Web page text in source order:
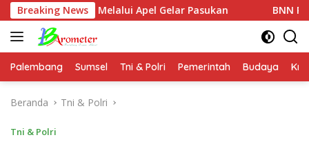
Langsung
ke
konten
Breaking News
Apel Gelar Pasukan BNN RI Ajak 5.000
Palembang Sumsel Tni & Polri Pemerintah Budaya
Beranda Tni & Polri
Tni & Polri